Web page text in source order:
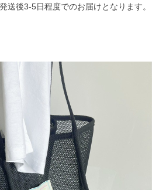
送後3-5日程度でのお届けとなります。